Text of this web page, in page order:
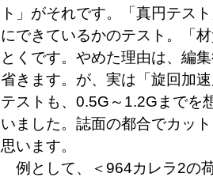
ト」がそれです。「真円テス
にできているかのテスト。「
とくです。やめた理由は、編
省きます。が、実は「旋回加
テストも、0.5G～1.2Gまでを
いました。誌面の都合でカッ
思います。
例として、＜964カレラ2の